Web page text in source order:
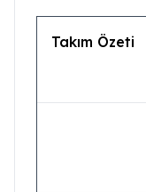
Takım Özeti